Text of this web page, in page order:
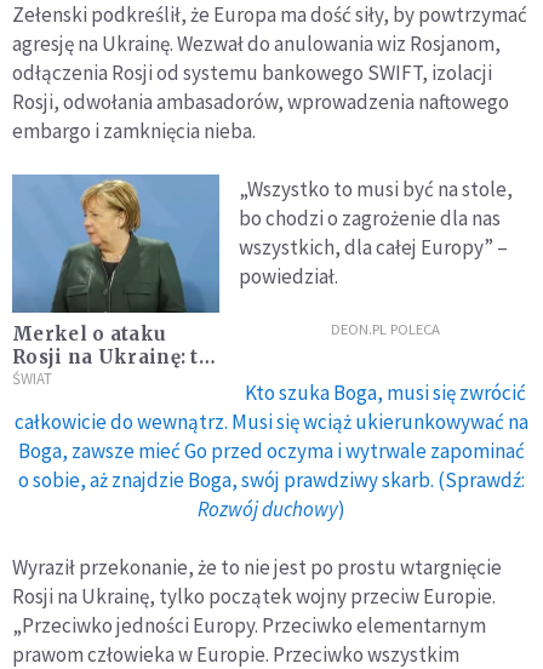
Zełenski podkreślił, że Europa ma dość siły, by powtrzymać
agresję na Ukrainę. Wezwał do anulowania wiz Rosjanom,
odłączenia Rosji od systemu bankowego SWIFT, izolacji
Rosji, odwołania ambasadorów, wprowadzenia naftowego
embargo i zamknięcia nieba.
Merkel o ataku
Rosji na Ukrainę: ta
wojna agresywna
historii Europy po
zimnej wojnie
ŚWIAT
„Wszystko to musi być na stole,
bo chodzi o zagrożenie dla nas
wszystkich, dla całej Europy” –
powiedział.
DEON.PL POLECA
Kto szuka Boga, musi się zwrócić
całkowicie do wewnątrz. Musi się wciąż ukierunkowywać na
Boga, zawsze mieć Go przed oczyma i wytrwale zapominać
o sobie, aż znajdzie Boga, swój prawdziwy skarb. (Sprawdź:
Rozwój duchowy)
Wyraził przekonanie, że to nie jest po prostu wtargnięcie
Rosji na Ukrainę, tylko początek wojny przeciw Europie.
„Przeciwko jedności Europy. Przeciwko elementarnym
prawom człowieka w Europie. Przeciwko wszystkim